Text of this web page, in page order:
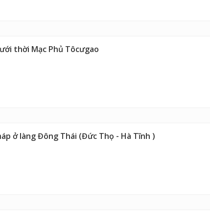
thời Mạc Phủ Tôcưgao
ở làng Đông Thái (Đức Thọ - Hà Tĩnh )